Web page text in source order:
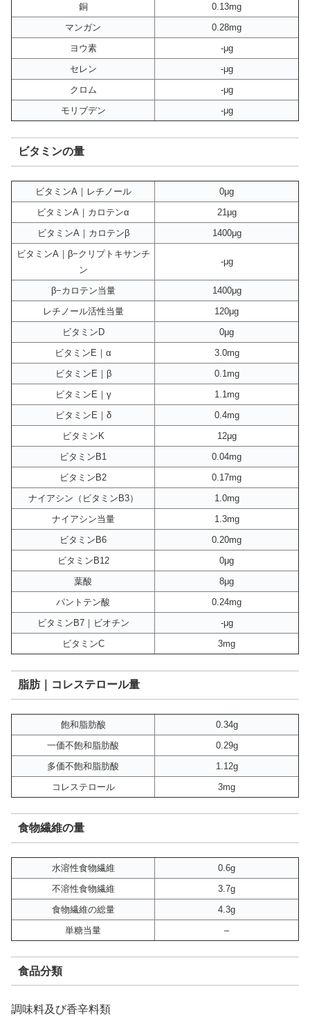
銅
0.13mg
マンガン
0.28mg
ヨウ素
-μg
セレン
-μg
クロム
-μg
モリブデン
-μg
ビタミンの量
ビタミンA｜レチノール
0μg
ビタミンA｜カロテンα
21μg
ビタミンA｜カロテンβ
1400μg
ビタミンA｜β−クリプトキサンチ
ン
-μg
β−カロテン当量
1400μg
レチノール活性当量
120μg
ビタミンD
0μg
ビタミンE｜α
3.0mg
ビタミンE｜β
0.1mg
ビタミンE｜γ
1.1mg
ビタミンE｜δ
0.4mg
ビタミンK
12μg
ビタミンB1
0.04mg
ビタミンB2
0.17mg
ナイアシン（ビタミンB3）
1.0mg
ナイアシン当量
1.3mg
ビタミンB6
0.20mg
ビタミンB12
0μg
葉酸
8μg
パントテン酸
0.24mg
ビタミンB7｜ビオチン
-μg
ビタミンC
3mg
脂肪｜コレステロール量
飽和脂肪酸
0.34g
一価不飽和脂肪酸
0.29g
多価不飽和脂肪酸
1.12g
コレステロール
3mg
食物繊維の量
水溶性食物繊維
0.6g
不溶性食物繊維
3.7g
食物繊維の総量
4.3g
単糖当量
–
食品分類
調味料及び香辛料類